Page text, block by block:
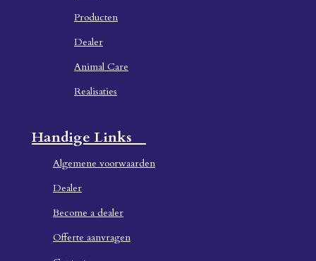
Producten
Dealer
Animal Care
Realisaties
Handige Links
Algemene voorwaarden
Dealer
Become a dealer
Offerte aanvragen